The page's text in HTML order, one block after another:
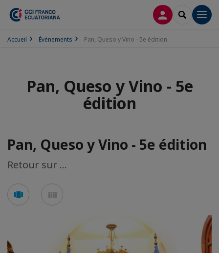
CONNEXION
Accueil Événements Pan, Queso y Vino - 5e édition
Pan, Queso y Vino - 5e
édition
Pan, Queso y Vino - 5e édition
Retour sur ...
Voir
en
en